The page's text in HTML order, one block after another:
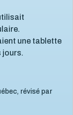
une tablette
jours.
révisé par